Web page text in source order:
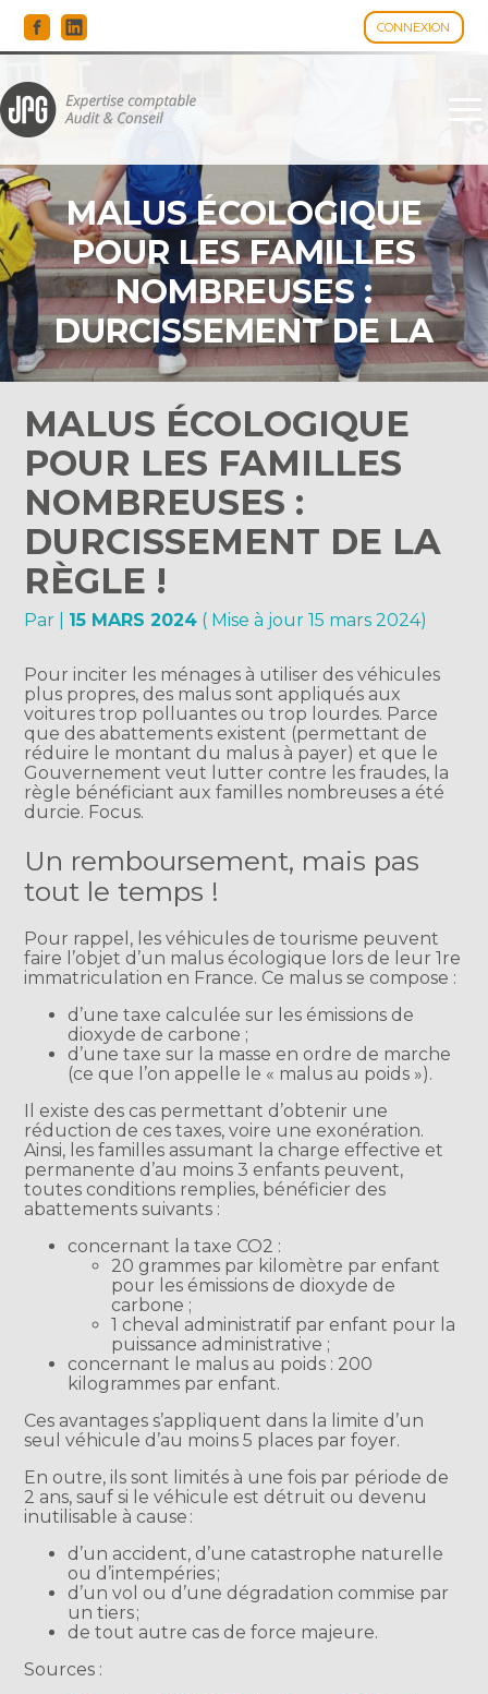
CONNEXION
Aller
au
MALUS ÉCOLOGIQUE
POUR LES FAMILLES
NOMBREUSES :
DURCISSEMENT DE LA
RÈGLE !
MALUS ÉCOLOGIQUE
POUR LES FAMILLES
NOMBREUSES :
DURCISSEMENT DE LA
RÈGLE !
Par 15 MARS 2024 ( Mise à jour 15 mars 2024)
Pour inciter les ménages à utiliser des véhicules
plus propres, des malus sont appliqués aux
voitures trop polluantes ou trop lourdes. Parce
que des abattements existent (permettant de
réduire le montant du malus à payer) et que le
Gouvernement veut lutter contre les fraudes, la
règle bénéficiant aux familles nombreuses a été
durcie. Focus.
Un remboursement, mais pas
tout le temps !
Pour rappel, les véhicules de tourisme peuvent
faire l’objet d’un malus écologique lors de leur 1re
immatriculation en France. Ce malus se compose :
d’une taxe calculée sur les émissions de
dioxyde de carbone ;
d’une taxe sur la masse en ordre de marche
(ce que l’on appelle le « malus au poids »).
Il existe des cas permettant d’obtenir une
réduction de ces taxes, voire une exonération.
Ainsi, les familles assumant la charge effective et
permanente d’au moins 3 enfants peuvent,
toutes conditions remplies, bénéficier des
abattements suivants :
concernant la taxe CO2 :
20 grammes par kilomètre par enfant
pour les émissions de dioxyde de
carbone ;
1 cheval administratif par enfant pour la
puissance administrative ;
concernant le malus au poids : 200
kilogrammes par enfant.
Ces avantages s’appliquent dans la limite d’un
seul véhicule d’au moins 5 places par foyer.
En outre, ils sont limités à une fois par période de
2 ans, sauf si le véhicule est détruit ou devenu
inutilisable à cause :
d’un accident, d’une catastrophe naturelle
ou d’intempéries ;
d’un vol ou d’une dégradation commise par
un tiers ;
de tout autre cas de force majeure.
Sources :